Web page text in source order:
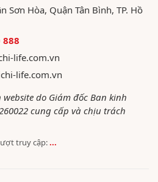
Sơn Hòa, Quận Tân Bình, TP. Hồ
888
life.com.vn
life.com.vn
do Giám đốc Ban kinh
cung cấp và chịu trách
truy cập:...